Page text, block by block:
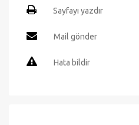
Üye olmalısınız
Sadece VIP üyeler
Sayfayı yazdır